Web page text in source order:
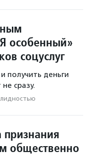
особенный»
соцуслуг
получить деньги
сразу.
общественно